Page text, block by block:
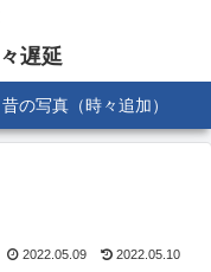
遅延
の写真（時々追加）
2022.05.09 2022.05.10